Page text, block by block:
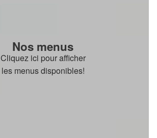
Nos menus
Cliquez ici pour afficher
les menus disponibles!